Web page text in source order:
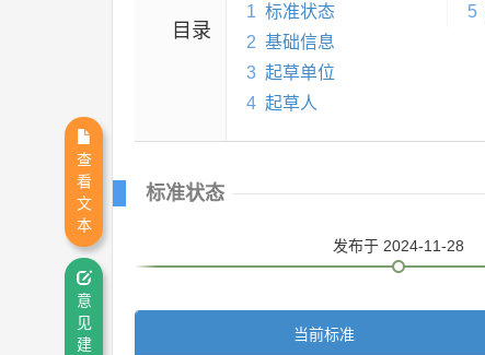
目录
1 标准状态
2 基础信息
3 起草单位
4 起草人
5
标准状态
发布于 2024-11-28
当前标准
查
看
文
本
意
见
建